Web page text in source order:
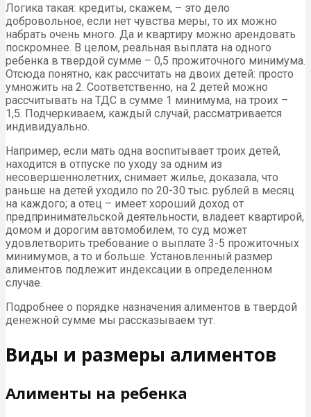
Логика такая: кредиты, скажем, – это дело
добровольное, если нет чувства меры, то их можно
набрать очень много. Да и квартиру можно арендовать
поскромнее. В целом, реальная выплата на одного
ребенка в твердой сумме – 0,5 прожиточного минимума.
Отсюда понятно, как рассчитать на двоих детей: просто
умножить на 2. Соответственно, на 2 детей можно
рассчитывать на ТДС в сумме 1 минимума, на троих –
1,5. Подчеркиваем, каждый случай, рассматривается
индивидуально.
Например, если мать одна воспитывает троих детей,
находится в отпуске по уходу за одним из
несовершеннолетних, снимает жилье, доказала, что
раньше на детей уходило по 20-30 тыс. рублей в месяц
на каждого; а отец – имеет хороший доход от
предпринимательской деятельности, владеет квартирой,
домом и дорогим автомобилем, то суд может
удовлетворить требование о выплате 3-5 прожиточных
минимумов, а то и больше. Установленный размер
алиментов подлежит индексации в определенном
случае.
Подробнее о порядке назначения алиментов в твердой
денежной сумме мы рассказываем тут.
Виды и размеры алиментов
Алименты на ребенка